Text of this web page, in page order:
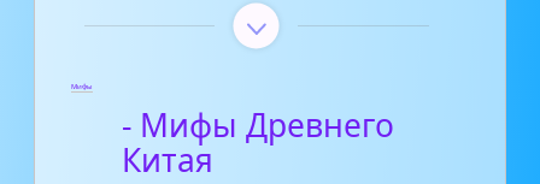
Мифы
- Мифы Древнего
Китая